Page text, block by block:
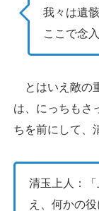
我々は遺
ここで念
とはいえ敵の
は、にっちもさ
ちを前にして、
清玉上人：
え、何かの